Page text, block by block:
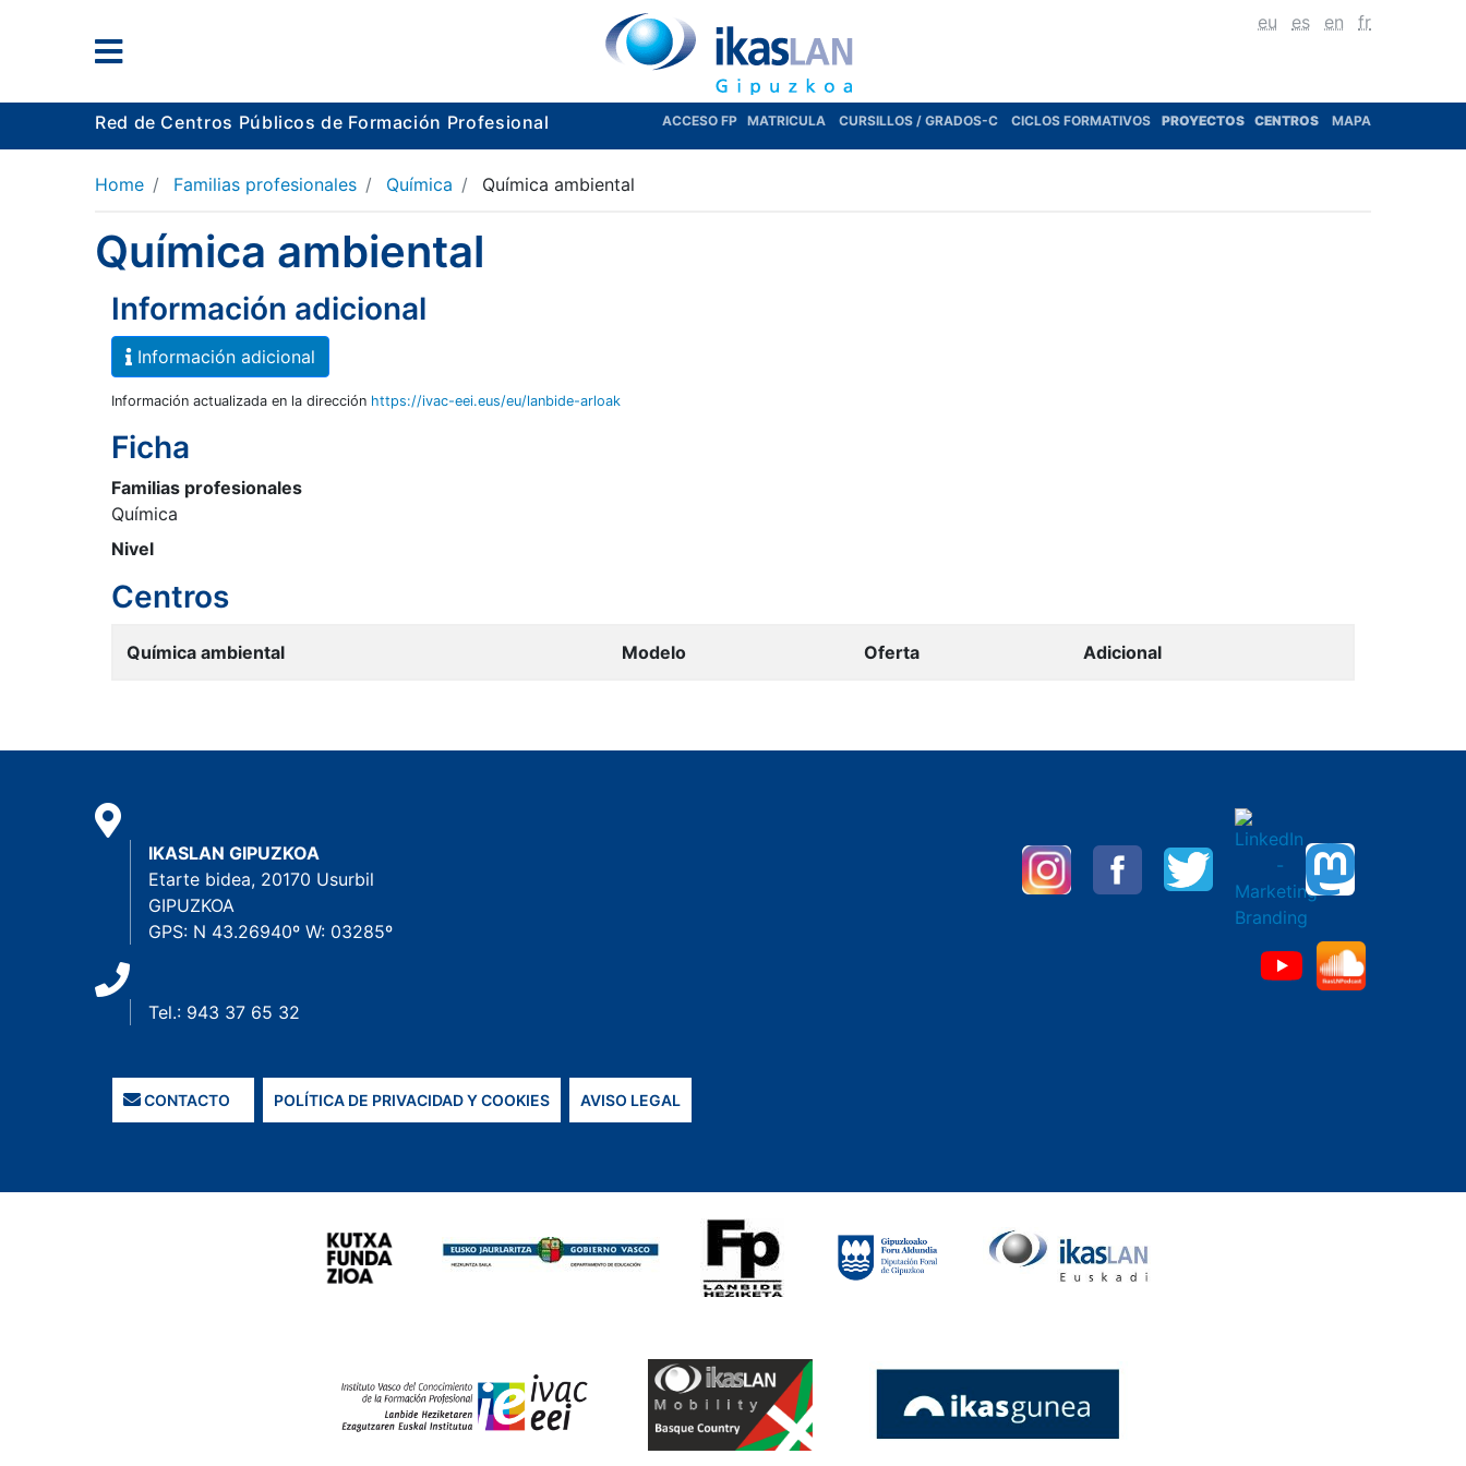
eu es en fr
Red de Centros Públicos de Formación Profesional ACCESO FP MATRICULA CURSILLOS / GRADOS-C CICLOS FORMATIVOS PROYECTOS CENTROS MAPA
Home Familias profesionales Química Química ambiental
Química ambiental
Información adicional
Información adicional
Información actualizada en la dirección https://ivac-eei.eus/eu/lanbide-arloak
Ficha
Familias profesionales
Química
Nivel
Centros
Química ambiental Modelo Oferta Adicional
IKASLAN GIPUZKOA
Etarte bidea, 20170 Usurbil
GIPUZKOA
GPS: N 43.26940º W: 03285º
Tel.: 943 37 65 32
CONTACTO POLÍTICA DE PRIVACIDAD Y COOKIES AVISO LEGAL